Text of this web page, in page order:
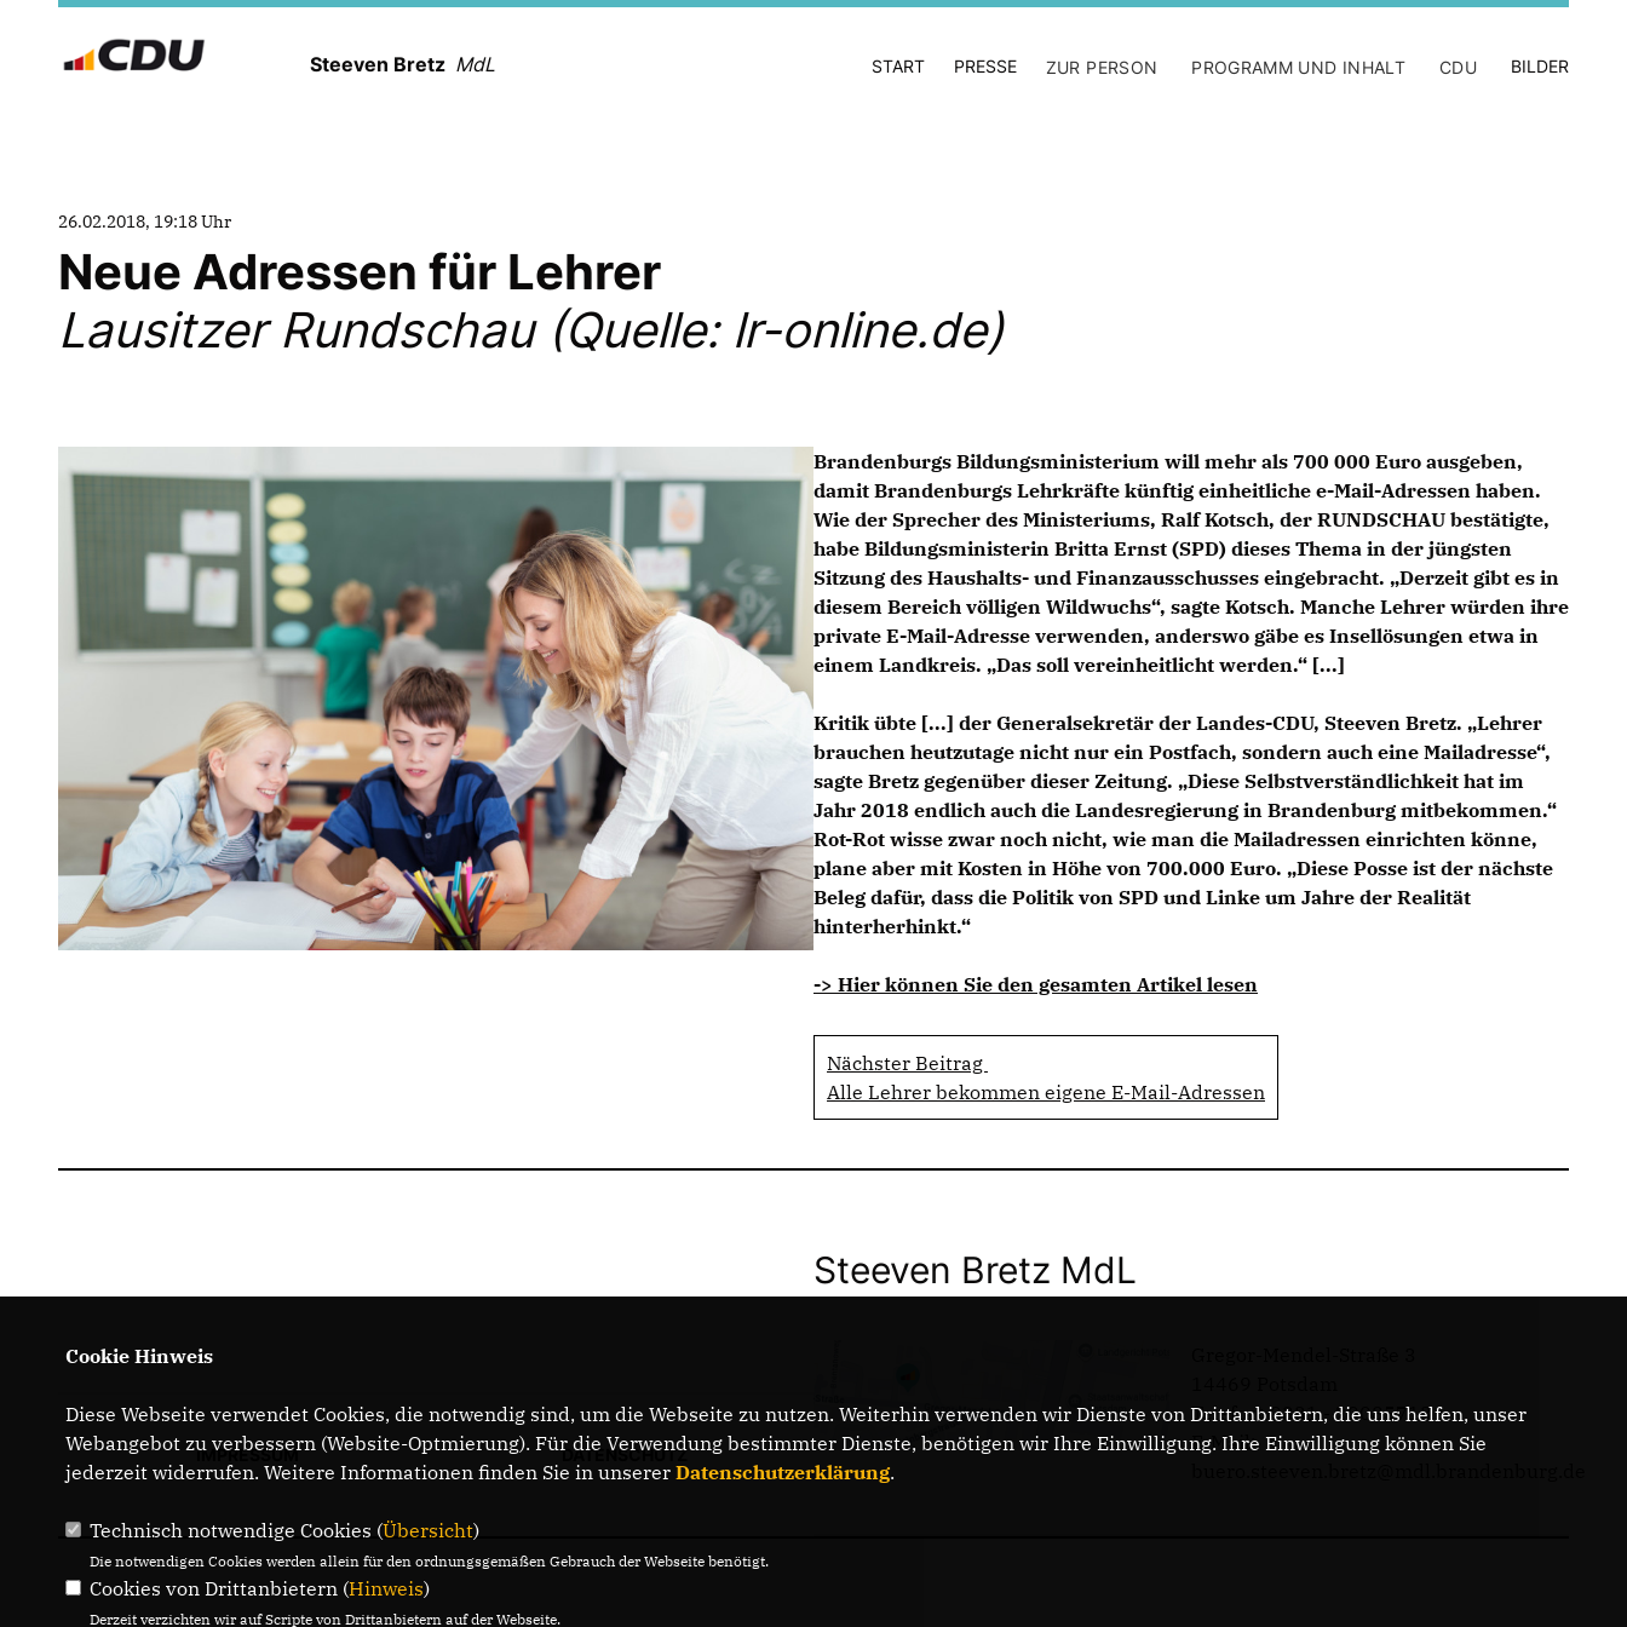
Steeven Bretz MdL START PRESSE ZUR PERSON PROGRAMM UND INHALT CDU BILDER
26.02.2018, 19:18 Uhr
Neue Adressen für Lehrer
Lausitzer Rundschau (Quelle: lr-online.de)
Brandenburgs Bildungsministerium will mehr als 700 000 Euro ausgeben,
damit Brandenburgs Lehrkräfte künftig einheitliche e-Mail-Adressen haben.
Wie der Sprecher des Ministeriums, Ralf Kotsch, der RUNDSCHAU bestätigte,
habe Bildungsministerin Britta Ernst (SPD) dieses Thema in der jüngsten
Sitzung des Haushalts- und Finanzausschusses eingebracht. „Derzeit gibt es in
diesem Bereich völligen Wildwuchs“, sagte Kotsch. Manche Lehrer würden ihre
private E-Mail-Adresse verwenden, anderswo gäbe es Insellösungen etwa in
einem Landkreis. „Das soll vereinheitlicht werden.“ [...]
Kritik übte [...] der Generalsekretär der Landes-CDU, Steeven Bretz. „Lehrer
brauchen heutzutage nicht nur ein Postfach, sondern auch eine Mailadresse“,
sagte Bretz gegenüber dieser Zeitung. „Diese Selbstverständlichkeit hat im
Jahr 2018 endlich auch die Landesregierung in Brandenburg mitbekommen.“
Rot-Rot wisse zwar noch nicht, wie man die Mailadressen einrichten könne,
plane aber mit Kosten in Höhe von 700.000 Euro. „Diese Posse ist der nächste
Beleg dafür, dass die Politik von SPD und Linke um Jahre der Realität
hinterherhinkt.“
-> Hier können Sie den gesamten Artikel lesen
Nächster Beitrag
Alle Lehrer bekommen eigene E-Mail-Adressen
IMPRESSUM DATENSCHUTZ
Steeven Bretz MdL
Telefon: 0331 - 20085713
E-Mail:
Cookie Hinweis
Diese Webseite verwendet Cookies, die notwendig sind, um die Webseite zu nutzen. Weiterhin verwenden wir Dienste von Drittanbietern, die uns helfen, unser
Webangebot zu verbessern (Website-Optmierung). Für die Verwendung bestimmter Dienste, benötigen wir Ihre Einwilligung. Ihre Einwilligung können Sie
jederzeit widerrufen. Weitere Informationen finden Sie in unserer Datenschutzerklärung.
Technisch notwendige Cookies (Übersicht)
Die notwendigen Cookies werden allein für den ordnungsgemäßen Gebrauch der Webseite benötigt.
Cookies von Drittanbietern (Hinweis)
Derzeit verzichten wir auf Scripte von Drittanbietern auf der Webseite.